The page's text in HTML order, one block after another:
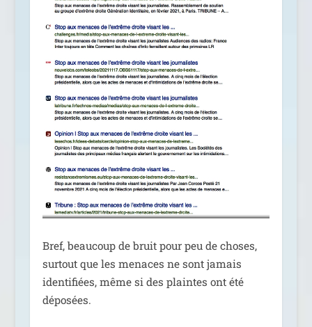
Bref, beau­coup de bruit pour peu de choses,
sur­tout que les menaces ne sont jamais
iden­ti­fiées, même si des plaintes ont été
déposées.